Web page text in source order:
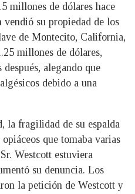
millones de dólares hace
su propiedad de los
de Montecito, California,
millones de dólares,
alegando que
debido a una
la fragilidad de su espalda
que tomaba varias
Westcott estuviera
su denuncia. Los
la petición de Westcott y